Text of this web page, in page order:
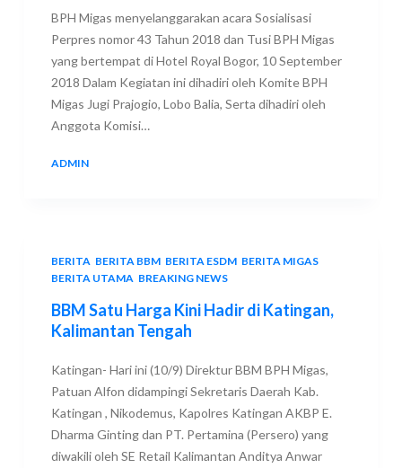
BPH Migas menyelanggarakan acara Sosialisasi
Perpres nomor 43 Tahun 2018 dan Tusi BPH Migas
yang bertempat di Hotel Royal Bogor, 10 September
2018 Dalam Kegiatan ini dihadiri oleh Komite BPH
Migas Jugi Prajogio, Lobo Balia, Serta dihadiri oleh
Anggota Komisi…
ADMIN
BERITA BERITA BBM, BERITA ESDM, BERITA MIGAS,
BERITA UTAMA BREAKING NEWS
BBM Satu Harga Kini Hadir di Katingan,
Kalimantan Tengah
Katingan- Hari ini (10/9) Direktur BBM BPH Migas,
Patuan Alfon didampingi Sekretaris Daerah Kab.
Katingan , Nikodemus, Kapolres Katingan AKBP E.
Dharma Ginting dan PT. Pertamina (Persero) yang
diwakili oleh SE Retail Kalimantan Anditya Anwar